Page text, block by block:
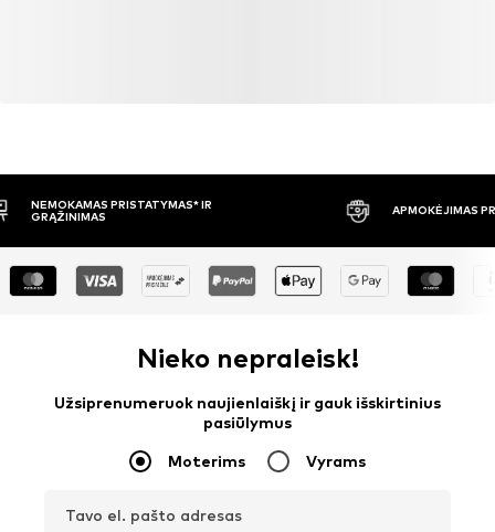
APMOKĖJIMAS PRISTAČIUS 30 DIENŲ
Nieko nepraleisk!
Užsiprenumeruok naujienlaiškį ir gauk išskirtinius
pasiūlymus
Moterims Vyrams
Tavo el. pašto adresas